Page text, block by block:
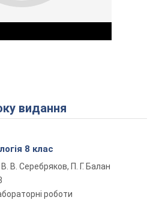
Play Video
видання
8 клас
В. В. Серебряков, П. Г. Балан
роботи